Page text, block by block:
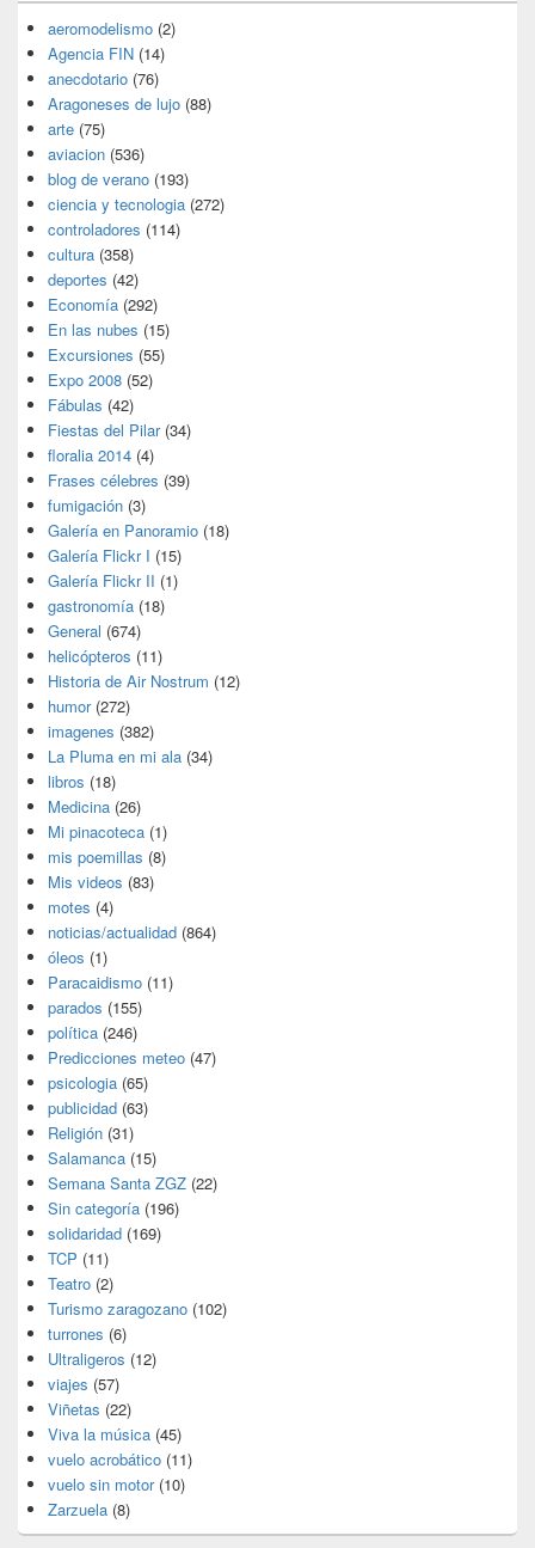
aeromodelismo (2)
Agencia FIN (14)
anecdotario (76)
Aragoneses de lujo (88)
arte (75)
aviacion (536)
blog de verano (193)
ciencia y tecnologia (272)
controladores (114)
cultura (358)
deportes (42)
Economía (292)
En las nubes (15)
Excursiones (55)
Expo 2008 (52)
Fábulas (42)
Fiestas del Pilar(34)
floralia 2014 (4)
Frases célebres (39)
fumigación (3)
Galería en Panoramio (18)
Galería Flickr I (15)
Galería Flickr II (1)
gastronomía (18)
General (674)
helicópteros (11)
Historia de Air Nostrum (12)
humor(272)
imagenes (382)
La Pluma en mi ala (34)
libros (18)
Medicina (26)
Mi pinacoteca (1)
mis poemillas (8)
Mis videos (83)
motes (4)
noticias/actualidad (864)
óleos (1)
Paracaidismo (11)
parados (155)
política (246)
Predicciones meteo (47)
psicologia (65)
publicidad (63)
Religión (31)
Salamanca (15)
Semana Santa ZGZ (22)
Sin categoría (196)
solidaridad (169)
TCP (11)
Teatro (2)
Turismo zaragozano (102)
turrones (6)
Ultraligeros (12)
viajes (57)
Viñetas (22)
Viva la música (45)
vuelo acrobático (11)
vuelo sin motor(10)
Zarzuela (8)